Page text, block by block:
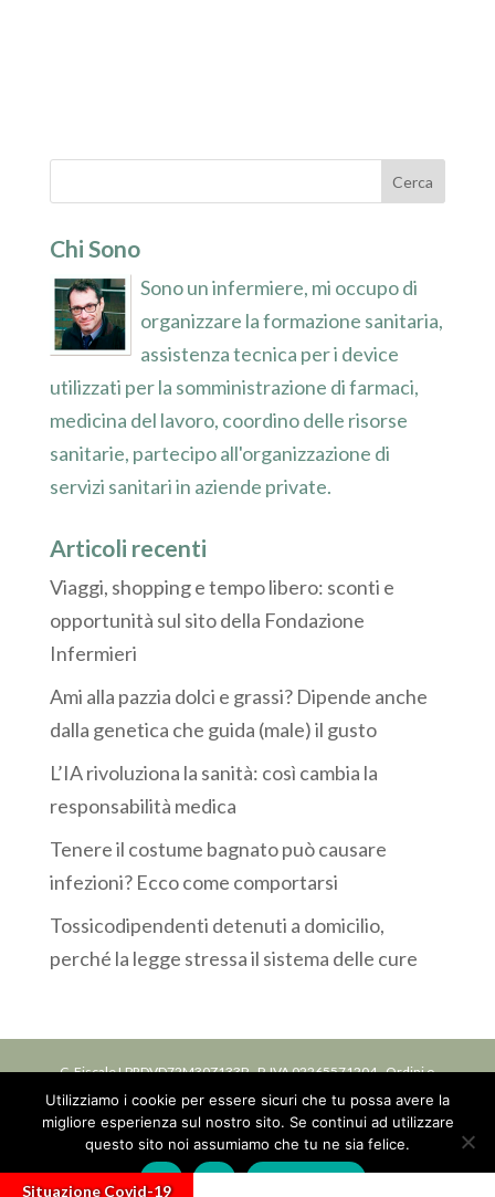
Chi Sono
Sono un infermiere, mi occupo di
organizzare la formazione sanitaria,
assistenza tecnica per i device
utilizzati per la somministrazione di farmaci,
medicina del lavoro, coordino delle risorse
sanitarie, partecipo all'organizzazione di
servizi sanitari in aziende private.
Articoli recenti
Viaggi, shopping e tempo libero: sconti e
opportunità sul sito della Fondazione
Infermieri
Ami alla pazzia dolci e grassi? Dipende anche
dalla genetica che guida (male) il gusto
L’IA rivoluziona la sanità: così cambia la
responsabilità medica
Tenere il costume bagnato può causare
infezioni? Ecco come comportarsi
Tossicodipendenti detenuti a domicilio,
perché la legge stressa il sistema delle cure
C. Fiscale LPRDVD72M30Z133P - P. IVA 02265571204 - Ordini o
Collegi: Iscrizione ordine delle professioni infermieristiche OPI
della Provincia di Bologna, n. 6588 DEL 07/07/1994 -Privacy
Situazione Covid-19
Utilizziamo i cookie per essere sicuri che tu possa avere la
migliore esperienza sul nostro sito. Se continui ad utilizzare
questo sito noi assumiamo che tu ne sia felice.
Ok
No Privacy policy